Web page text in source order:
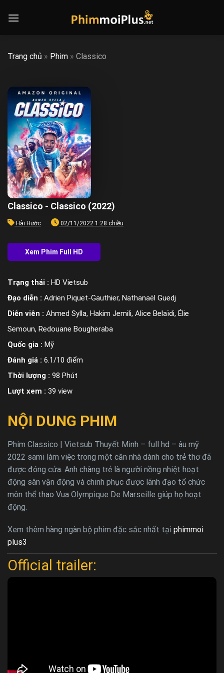
Trang chủ » Phim » Classico
Classico - Classico (2022)
Hài Hước 02/11/2022 1:28 chiều
Trạng thái : HD Vietsub
Đạo diễn : Adrien Piquet-Gauthier, Nathanaël Guedj
Diễn viên : Ahmed Sylla, Hakim Jemili, Alice Belaïdi, Élie
Semoun, Redouane Bougheraba
Quốc gia : Mỹ
Đánh giá : 6.1/10 điểm
Thời lượng : 98 Phút
Lượt xem : 39 view
NỘI DUNG PHIM
Phim Classico | Vietsub Thuyết Minh – full hd – âu mỹ
2022 sami làm việc trong một căn nhà dành cho trẻ thơ đã
được đóng cửa. Anh chàng trẻ là người nồng nhiệt hoạt
động sân vận động và chinh phục được lãnh đạo tổ chức
môn thể thao Vua Olympique De Marseille giúp họ hoạt
động.
Xem thêm hàng ngàn bộ phim đặc sắc nhất tại phimmoi
plus3
Official trailer: